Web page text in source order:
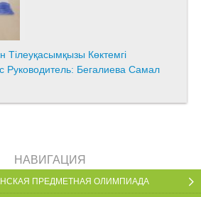
Тілеуқасымқызы Көктемгі
НАВИГАЦИЯ
ПРЕДМЕТНАЯ ОЛИМПИАДА